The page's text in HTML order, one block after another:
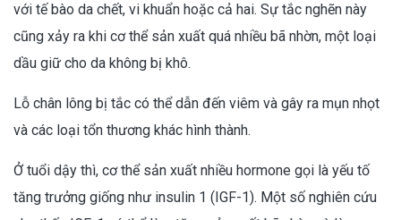
với tế bào da chết, vi khuẩn hoặc cả hai. Sự tắc nghẽn này
cũng xảy ra khi cơ thể sản xuất quá nhiều bã nhờn, một loại
dầu giữ cho da không bị khô.
Lỗ chân lông bị tắc có thể dẫn đến viêm và gây ra mụn nhọt
và các loại tổn thương khác hình thành.
Ở tuổi dậy thì, cơ thể sản xuất nhiều hormone gọi là yếu tố
tăng trưởng giống như insulin 1 (IGF-1). Một số nghiên cứu